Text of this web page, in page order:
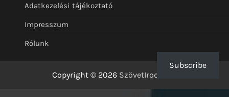
Adatkezelési tájékoztató
Impresszum
Rólunk
Copyright © 2026 SzövetIrodalom
Subscribe